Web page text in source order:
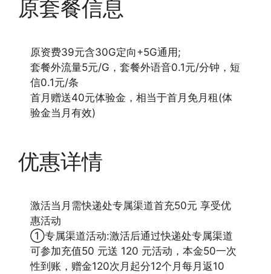
原套餐信息
原资费39元含30G定向+5G通用;
套餐外流量5元/G，套餐外语音0.1元/分钟，短
信0.1元/条
首月赠送40元体验金，相当于首月免月租(体
验金当月有效)
优惠详情
激活当月需快递处专属渠道首充50元 享受优
惠活动
①专属渠道活动:激活后通过快递处专属渠道
可参加充值50 元送 120 元活动，本金50一次
性到账，赠金120次月起分12个月每月返10